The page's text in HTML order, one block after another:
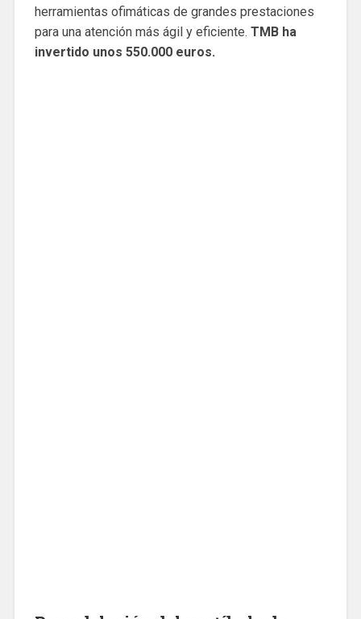
herramientas ofimáticas de grandes prestaciones
para una atención más ágil y eficiente. TMB ha
invertido unos 550.000 euros.